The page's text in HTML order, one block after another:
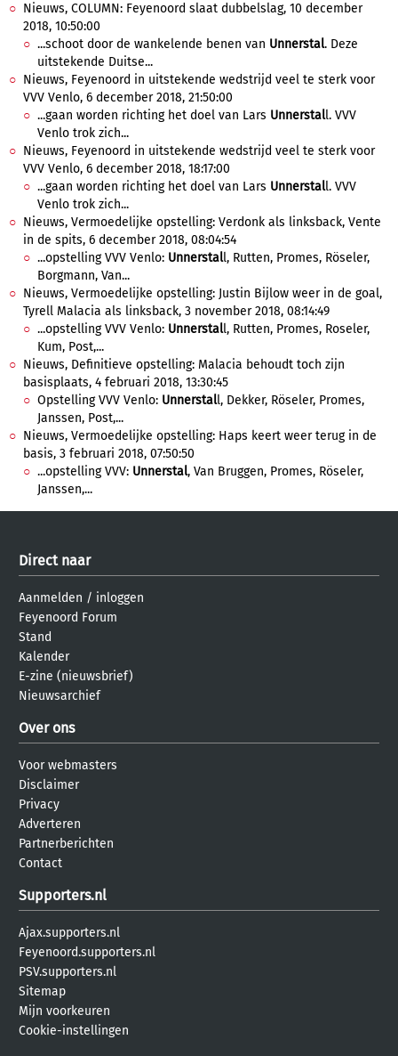
Nieuws, COLUMN: Feyenoord slaat dubbelslag, 10 december
2018, 10:50:00
...schoot door de wankelende benen van Unnerstal. Deze
uitstekende Duitse...
Nieuws, Feyenoord in uitstekende wedstrijd veel te sterk voor
VVV Venlo, 6 december 2018, 21:50:00
...gaan worden richting het doel van Lars Unnerstall. VVV
Venlo trok zich...
Nieuws, Feyenoord in uitstekende wedstrijd veel te sterk voor
VVV Venlo, 6 december 2018, 18:17:00
...gaan worden richting het doel van Lars Unnerstall. VVV
Venlo trok zich...
Nieuws, Vermoedelijke opstelling: Verdonk als linksback, Vente
in de spits, 6 december 2018, 08:04:54
...opstelling VVV Venlo: Unnerstall, Rutten, Promes, Röseler,
Borgmann, Van...
Nieuws, Vermoedelijke opstelling: Justin Bijlow weer in de goal,
Tyrell Malacia als linksback, 3 november 2018, 08:14:49
...opstelling VVV Venlo: Unnerstall, Rutten, Promes, Roseler,
Kum, Post,...
Nieuws, Definitieve opstelling: Malacia behoudt toch zijn
basisplaats, 4 februari 2018, 13:30:45
Opstelling VVV Venlo: Unnerstall, Dekker, Röseler, Promes,
Janssen, Post,...
Nieuws, Vermoedelijke opstelling: Haps keert weer terug in de
basis, 3 februari 2018, 07:50:50
...opstelling VVV: Unnerstal, Van Bruggen, Promes, Röseler,
Janssen,...
Direct naar
Aanmelden / inloggen
Feyenoord Forum
Stand
Kalender
E-zine (nieuwsbrief)
Nieuwsarchief
Over ons
Voor webmasters
Disclaimer
Privacy
Adverteren
Partnerberichten
Contact
Supporters.nl
Ajax.supporters.nl
Feyenoord.supporters.nl
PSV.supporters.nl
Sitemap
Mijn voorkeuren
Cookie-instellingen